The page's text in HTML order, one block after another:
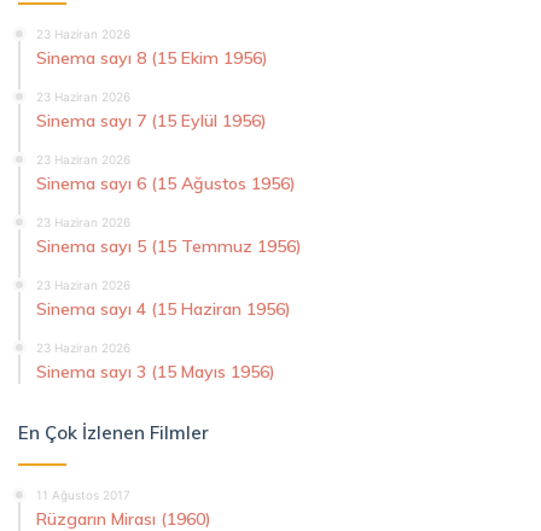
23 Haziran 2026
Sinema sayı 8 (15 Ekim 1956)
23 Haziran 2026
Sinema sayı 7 (15 Eylül 1956)
23 Haziran 2026
Sinema sayı 6 (15 Ağustos 1956)
23 Haziran 2026
Sinema sayı 5 (15 Temmuz 1956)
23 Haziran 2026
Sinema sayı 4 (15 Haziran 1956)
23 Haziran 2026
Sinema sayı 3 (15 Mayıs 1956)
En Çok İzlenen Filmler
11 Ağustos 2017
Rüzgarın Mirası (1960)